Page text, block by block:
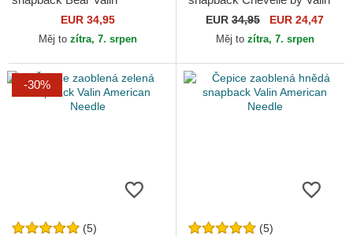
American Needle
EUR 34,95
Měj to zítra, 7. srpen
American Needle
EUR 34,95 EUR 24,47
Měj to zítra, 7. srpen
-30%
(5) (5)